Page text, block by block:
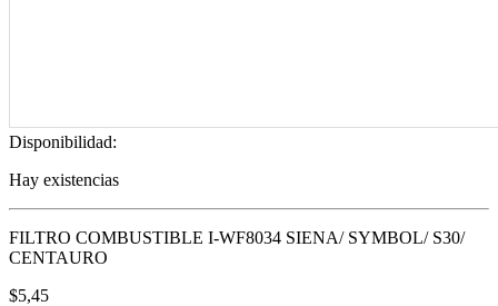
Disponibilidad:
Hay existencias
FILTRO COMBUSTIBLE I-WF8034 SIENA/ SYMBOL/ S30/
CENTAURO
$5,45